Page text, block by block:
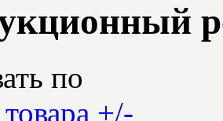
по
+/-